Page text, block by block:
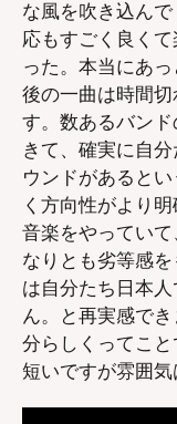
な風を吹き込ん
応もすごく良く
った。本当にあ
後の一曲は時間
す。数あるバン
きて、確実に自
ウンドがあると
く方向性がより
音楽をやってい
なりとも劣等感
は自分たち日本
ん。と再実感で
分らしくってこと
短いですが雰囲気